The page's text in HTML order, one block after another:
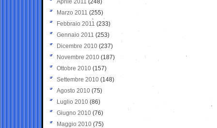
Aprile 2011 (248)
Marzo 2011 (255)
Febbraio 2011 (233)
Gennaio 2011 (253)
Dicembre 2010 (237)
Novembre 2010 (187)
Ottobre 2010 (157)
Settembre 2010 (148)
Agosto 2010 (75)
Luglio 2010 (86)
Giugno 2010 (76)
Maggio 2010 (75)